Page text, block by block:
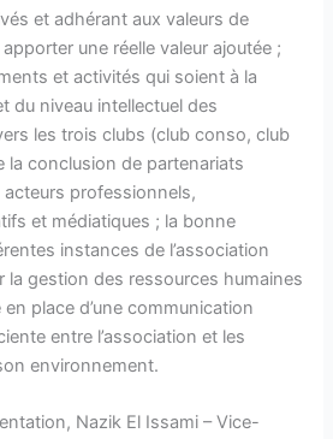
et adhérant aux valeurs de
apporter une réelle valeur ajoutée ;
et activités qui soient à la
du niveau intellectuel des
les trois clubs (club conso, club
la conclusion de partenariats
professionnels,
et médiatiques ; la bonne
instances de l’association
la gestion des ressources humaines
place d’une communication
entre l’association et les
environnement.
Nazik El Issami – Vice-